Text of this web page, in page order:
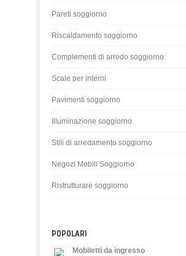
Pareti soggiorno
Riscaldamento soggiorno
Complementi di arredo soggiorno
Scale per interni
Pavimenti soggiorno
Illuminazione soggiorno
Stili di arredamento soggiorno
Negozi Mobili Soggiorno
Ristrutturare soggiorno
POPOLARI
Mobiletti da ingresso